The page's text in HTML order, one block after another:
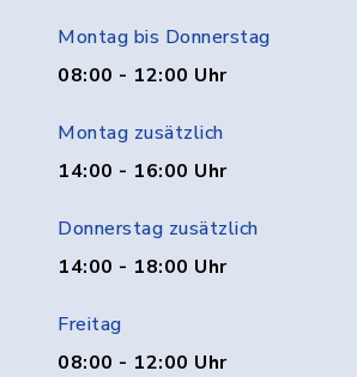
Montag bis Donnerstag
08:00 - 12:00 Uhr
Montag zusätzlich
14:00 - 16:00 Uhr
Donnerstag zusätzlich
14:00 - 18:00 Uhr
Freitag
08:00 - 12:00 Uhr